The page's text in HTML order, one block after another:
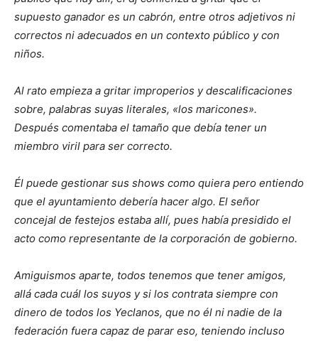
supuesto ganador es un cabrón, entre otros adjetivos ni
correctos ni adecuados en un contexto público y con
niños.
Al rato empieza a gritar improperios y descalificaciones
sobre, palabras suyas literales, «los maricones».
Después comentaba el tamaño que debía tener un
miembro viril para ser correcto.
Él puede gestionar sus shows como quiera pero entiendo
que el ayuntamiento debería hacer algo. El señor
concejal de festejos estaba allí, pues había presidido el
acto como representante de la corporación de gobierno.
Amiguismos aparte, todos tenemos que tener amigos,
allá cada cuál los suyos y si los contrata siempre con
dinero de todos los Yeclanos, que no él ni nadie de la
federación fuera capaz de parar eso, teniendo incluso